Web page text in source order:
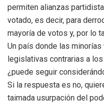
permiten alianzas
votado, es decir, para
mayoría de votos y, por lo
Un país donde las
legislativas contrarias a
¿puede seguir
Si la respuesta es no,
taimada usurpación del